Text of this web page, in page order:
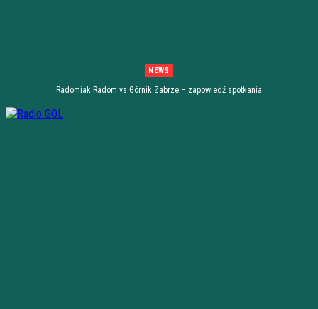
NEWS
Radomiak Radom vs Górnik Zabrze – zapowiedź spotkania